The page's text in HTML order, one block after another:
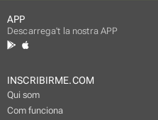
INSCRIBIRME.COM
Qui som
Com funciona
APP
Descarrega't la nostra APP